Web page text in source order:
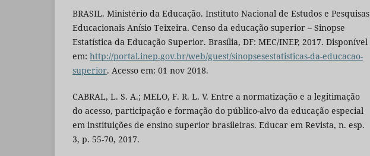
BRASIL. Ministério da Educação. Instituto Nacional de Estudos e Pesquisas
Educacionais Anísio Teixeira. Censo da educação superior – Sinopse
Estatística da Educação Superior. Brasília, DF: MEC/INEP, 2017. Disponível
em: http://portal.inep.gov.br/web/guest/sinopsesestatisticas-da-educacao-
superior. Acesso em: 01 nov 2018.
CABRAL, L. S. A.; MELO, F. R. L. V. Entre a normatização e a legitimação
do acesso, participação e formação do público-alvo da educação especial
em instituições de ensino superior brasileiras. Educar em Revista, n. esp.
3, p. 55-70, 2017.